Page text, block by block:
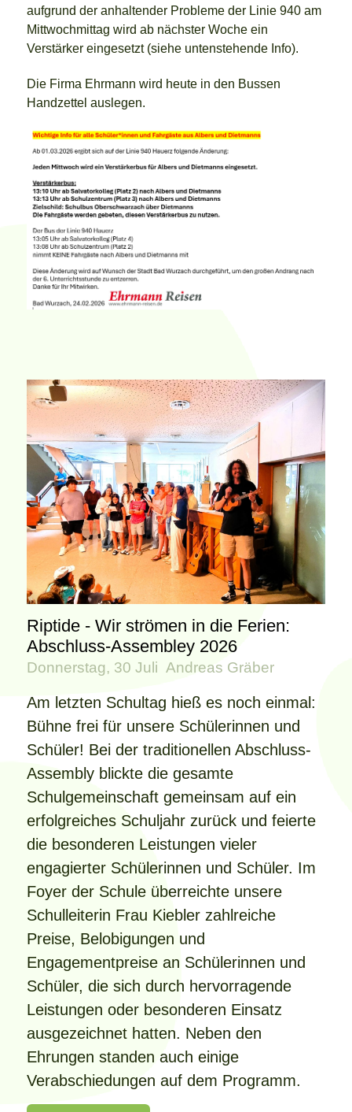
aufgrund der anhaltender Probleme der Linie 940 am
Mittwochmittag wird ab nächster Woche ein
Verstärker eingesetzt (siehe untenstehende Info).
Die Firma Ehrmann wird heute in den Bussen
Handzettel auslegen.
Riptide - Wir strömen in die Ferien:
Abschluss-Assembley 2026
Donnerstag, 30 Juli Andreas Gräber
Am letzten Schultag hieß es noch einmal:
Bühne frei für unsere Schülerinnen und
Schüler! Bei der traditionellen Abschluss-
Assembly blickte die gesamte
Schulgemeinschaft gemeinsam auf ein
erfolgreiches Schuljahr zurück und feierte
die besonderen Leistungen vieler
engagierter Schülerinnen und Schüler. Im
Foyer der Schule überreichte unsere
Schulleiterin Frau Kiebler zahlreiche
Preise, Belobigungen und
Engagementpreise an Schülerinnen und
Schüler, die sich durch hervorragende
Leistungen oder besonderen Einsatz
ausgezeichnet hatten. Neben den
Ehrungen standen auch einige
Verabschiedungen auf dem Programm.